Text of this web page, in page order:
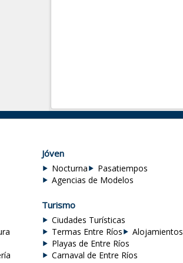
Jóven
Nocturna
Pasatiempos
Agencias de Modelos
Turismo
Ciudades Turísticas
Termas Entre Ríos
Alojamientos
Playas de Entre Ríos
Carnaval de Entre Ríos